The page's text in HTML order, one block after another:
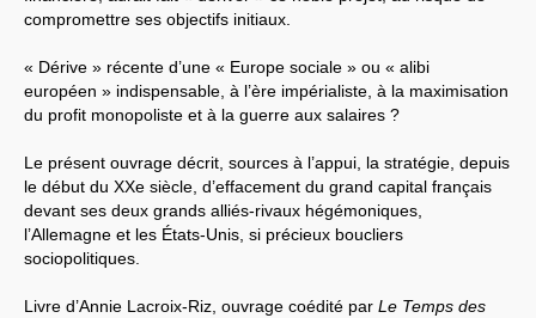
compromettre ses objectifs initiaux.
« Dérive » récente d’une « Europe sociale » ou « alibi
européen » indispensable, à l’ère impérialiste, à la maximisation
du profit monopoliste et à la guerre aux salaires ?
Le présent ouvrage décrit, sources à l’appui, la stratégie, depuis
le début du XXe siècle, d’effacement du grand capital français
devant ses deux grands alliés-rivaux hégémoniques,
l’Allemagne et les États-Unis, si précieux boucliers
sociopolitiques.
Livre d’Annie Lacroix-Riz, ouvrage coédité par Le Temps des